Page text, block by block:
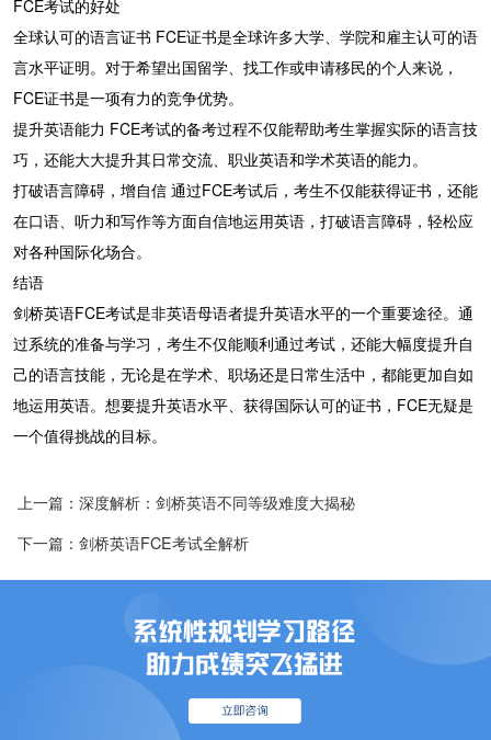
FCE考试的好处
全球认可的语言证书 FCE证书是全球许多大学、学院和雇主认可的语
言水平证明。对于希望出国留学、找工作或申请移民的个人来说，
FCE证书是一项有力的竞争优势。
提升英语能力 FCE考试的备考过程不仅能帮助考生掌握实际的语言技
巧，还能大大提升其日常交流、职业英语和学术英语的能力。
打破语言障碍，增自信 通过FCE考试后，考生不仅能获得证书，还能
在口语、听力和写作等方面自信地运用英语，打破语言障碍，轻松应
对各种国际化场合。
结语
剑桥英语FCE考试是非英语母语者提升英语水平的一个重要途径。通
过系统的准备与学习，考生不仅能顺利通过考试，还能大幅度提升自
己的语言技能，无论是在学术、职场还是日常生活中，都能更加自如
地运用英语。想要提升英语水平、获得国际认可的证书，FCE无疑是
一个值得挑战的目标。
上一篇：深度解析：剑桥英语不同等级难度大揭秘
下一篇：剑桥英语FCE考试全解析